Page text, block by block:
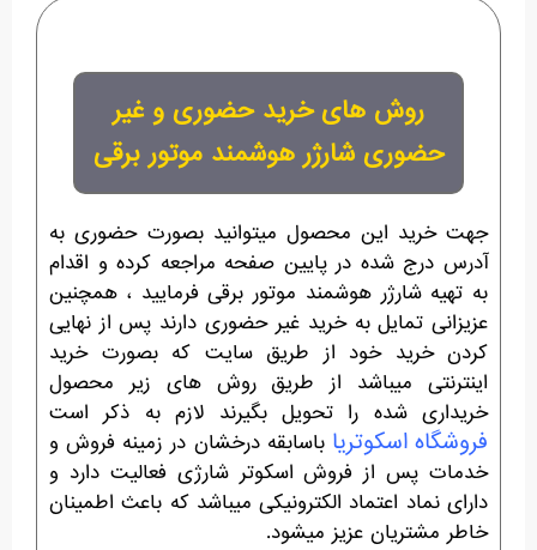
روش های خرید حضوری و غیر
حضوری شارژر هوشمند موتور برقی
جهت خرید این محصول میتوانید بصورت حضوری به
آدرس درج شده در پایین صفحه مراجعه کرده و اقدام
به تهیه شارژر هوشمند موتور برقی فرمایید ، همچنین
عزیزانی تمایل به خرید غیر حضوری دارند پس از نهایی
کردن خرید خود از طریق سایت که بصورت خرید
اینترنتی میباشد از طریق روش های زیر محصول
خریداری شده را تحویل بگیرند لازم به ذکر است
فروشگاه اسکوتریا باسابقه درخشان در زمینه فروش و
خدمات پس از فروش اسکوتر شارژی فعالیت دارد و
دارای نماد اعتماد الکترونیکی میباشد که باعث اطمینان
خاطر مشتریان عزیز میشود.